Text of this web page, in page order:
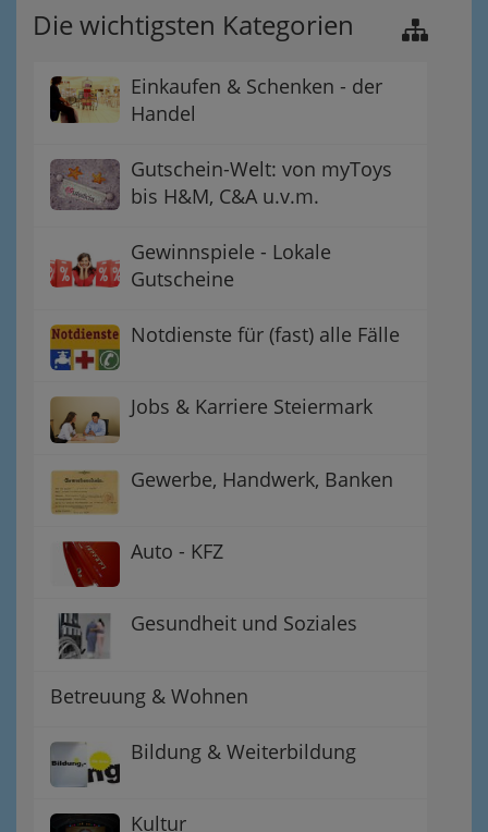
Die wichtigsten Kategorien
Einkaufen & Schenken - der
Handel
Gutschein-Welt: von myToys
bis H&M, C&A u.v.m.
Gewinnspiele - Lokale
Gutscheine
Notdienste für (fast) alle Fälle
Jobs & Karriere Steiermark
Gewerbe, Handwerk, Banken
Auto - KFZ
Gesundheit und Soziales
Betreuung & Wohnen
Bildung & Weiterbildung
Kultur